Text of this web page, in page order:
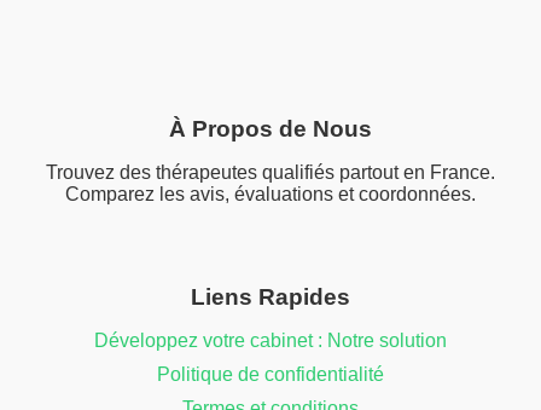
À Propos de Nous
Trouvez des thérapeutes qualifiés partout en France.
Comparez les avis, évaluations et coordonnées.
Liens Rapides
Développez votre cabinet : Notre solution
Politique de confidentialité